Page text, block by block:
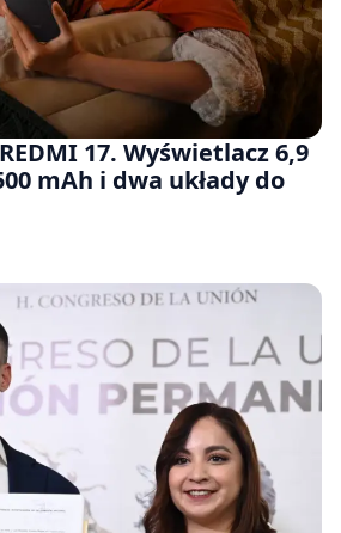
17. Wyświetlacz 6,9
mAh i dwa układy do